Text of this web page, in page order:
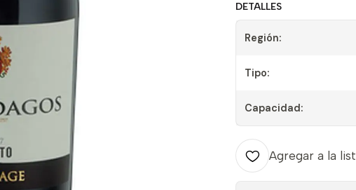
DETALLES
Región:
Tipo:
Capacidad:
Agregar a la